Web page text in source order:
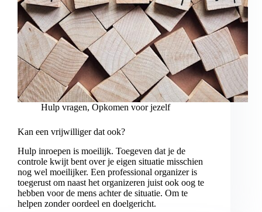
Hulp vragen, Opkomen voor jezelf
Kan een vrijwilliger dat ook?
Hulp inroepen is moeilijk. Toegeven dat je de
controle kwijt bent over je eigen situatie misschien
nog wel moeilijker. Een professional organizer is
toegerust om naast het organizeren juist ook oog te
hebben voor de mens achter de situatie. Om te
helpen zonder oordeel en doelgericht.